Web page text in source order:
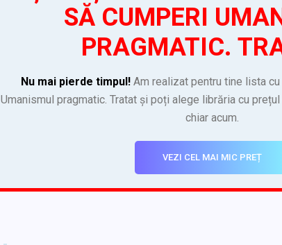
SĂ CUMPERI
PRAGMATIC.
Nu mai pierde timpul!Am realizat pentru tine lista
Umanismul pragmatic. Tratat și poți alege librăria cu
chiar acum.
VEZI CEL MAI MIC PREȚ